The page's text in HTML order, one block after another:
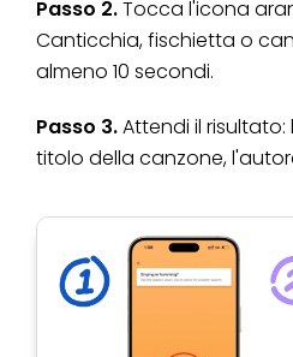
Passo 2.Tocca l'icona
Canticchia, fischietta o
almeno 10 secondi.
Passo 3.Attendi il
titolo della canzone,